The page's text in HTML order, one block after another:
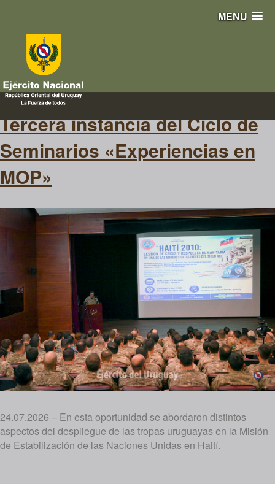
MENU
naciones unidas
Tercera instancia del Ciclo de
Seminarios «Experiencias en
MOP»
24.07.2026 – En esta oportunidad se abordaron distintos
aspectos del despliegue de las tropas uruguayas en la Misión
de Estabilización de las Naciones Unidas en Haití.